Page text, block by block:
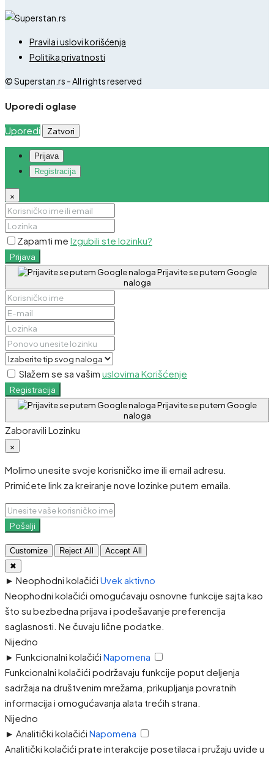
Pravila i uslovi korišćenja
Politika privatnosti
© Superstan.rs - All rights reserved
Uporedi oglase
Uporedi Zatvori
Prijava
Registracija
×
Zapamti me Izgubili ste lozinku?
Prijava
Prijavite se putem Google
naloga
Slažem se sa vašim uslovima Korišćenje
Registracija
Prijavite se putem Google
naloga
Zaboravili Lozinku
×
Molimo unesite svoje korisničko ime ili email adresu.
Primićete link za kreiranje nove lozinke putem emaila.
Pošalji
Customize Reject All
Accept All
✖
► Neophodni kolačići Uvek aktivno
Neophodni kolačići omogućavaju osnovne funkcije sajta kao
što su bezbedna prijava i podešavanje preferencija
saglasnosti. Ne čuvaju lične podatke.
Nijedno
► Funkcionalni kolačići Napomena
Funkcionalni kolačići podržavaju funkcije poput deljenja
sadržaja na društvenim mrežama, prikupljanja povratnih
informacija i omogućavanja alata trećih strana.
Nijedno
► Analitički kolačići Napomena
Analitički kolačići prate interakcije posetilaca i pružaju uvide u